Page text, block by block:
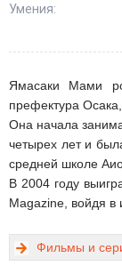
Умения:
Ямасаки Мами
префектура
Она начала
четырех лет и
средней школе
В 2004 году
Magazine, войдя в
Фильмы и